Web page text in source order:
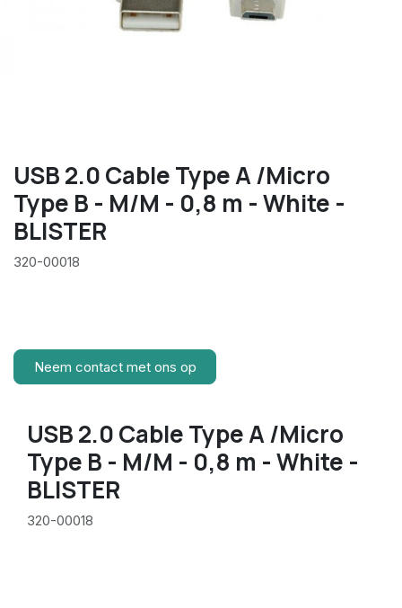
USB 2.0 Cable Type A /Micro
Type B - M/M - 0,8 m - White -
BLISTER
320-00018
Neem contact met ons op
USB 2.0 Cable Type A /Micro
Type B - M/M - 0,8 m - White -
BLISTER
320-00018